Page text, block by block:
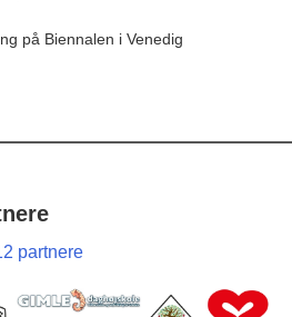
på Biennalen i Venedig
partnere